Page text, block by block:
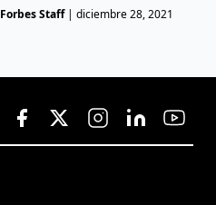
Forbes Staff|diciembre 28, 2021